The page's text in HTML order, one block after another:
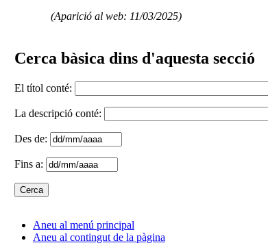
(Aparició al web: 11/03/2025)
Cerca bàsica dins d'aquesta secció
El títol conté:
La descripció conté:
Des de:
Fins a:
Aneu al menú principal
Aneu al contingut de la pàgina